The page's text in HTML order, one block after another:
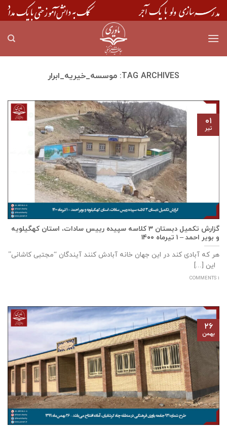
Skip
to
TAG ARCHIVES: موسسه_خیریه_ابرار
گزارش تکمیل دبستان ۳ کلاسه سپيده رييس سادات، استان كهگيلويه
و بوير احمد – ۱ تیرماه ۱۴۰۰
هر که آبادی کند در این جهان خانه آبادش کنند آیندگان “مجتبی کاشانی”
این [...]
1 COMMENTS
۰۱
تیر
۲۶
بهمن